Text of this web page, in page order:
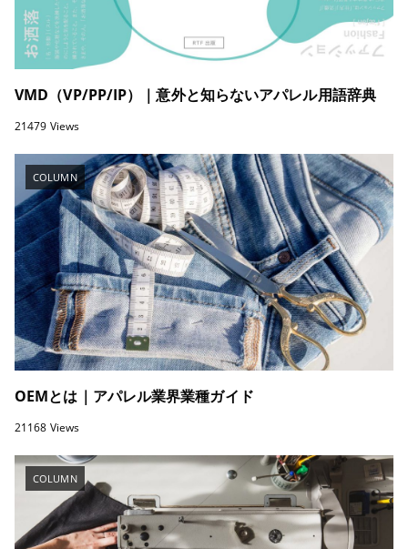
VMD（VP/PP/IP）｜意外と知らないアパレル用語辞典
21479 Views
COLUMN
OEMとは｜アパレル業界業種ガイド
21168 Views
COLUMN